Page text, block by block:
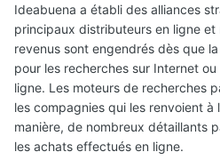
Ideabuena a établi des alliances
principaux distributeurs en ligne
revenus sont engendrés dès que
pour les recherches sur Internet
ligne. Les moteurs de recherches
les compagnies qui les renvoient à
manière, de nombreux détaillants
les achats effectués en ligne.